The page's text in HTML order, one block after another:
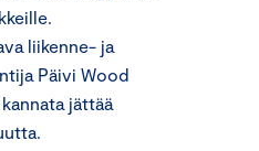
liikenne- ja
Päivi Wood
jättää